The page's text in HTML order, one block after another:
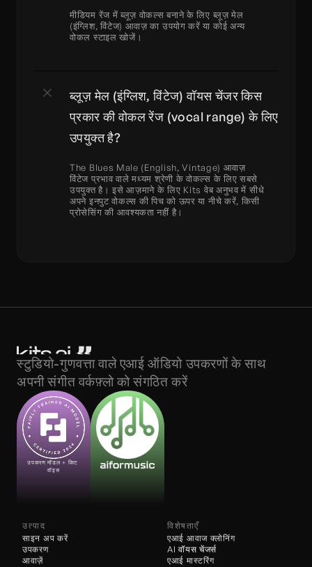
मीडियम रेंज में ब्लूज़ वोकल्स बनाने के लिए ब्लूज़ मेल
(इंग्लिश, विंटेज) आवाज़ का उपयोग करें या कोई अन्य
वोकल स्टाइल खोजें।
ब्लूज़ मेल (इंग्लिश, विंटेज) वॉयस चेंजर किस
प्रकार की वोकल रेंज (vocal range) के लिए
उपयुक्त है?
The Blues Male (English, Vintage) आवाज़
विंटेज प्रभाव वाले मध्यम श्रेणी के वोकल्स के लिए सबसे
उपयुक्त है। इसे आज़माने के लिए Kits वेब अनुभव में सीधे
अपने इनपुट वोकल्स की पिच को ऊपर या नीचे करें, किसी
प्रोसेसिंग की आवश्यकता नहीं है।
स्टुडियो-गुणवत्ता वाले एआई ऑडियो उपकरणों के साथ
अपनी संगीत वर्कफ़्लो को संगठित करें
उपकरण मॉडल + किट
वॉइस
उत्पाद
साइन अप करें
उपकरण
आवाज़ें
विशेषताएँ
एआई आवाज क्लोनिंग
AI वॉयस चेंजर्स
एआई मास्टरिंग